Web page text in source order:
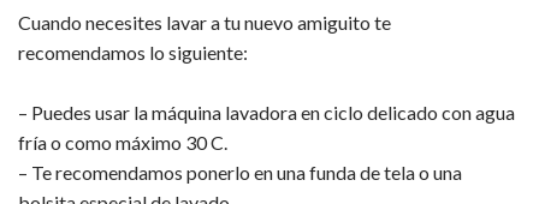
Cuando necesites lavar a tu nuevo amiguito te
recomendamos lo siguiente:
– Puedes usar la máquina lavadora en ciclo delicado con agua
fría o como máximo 30 C.
– Te recomendamos ponerlo en una funda de tela o una